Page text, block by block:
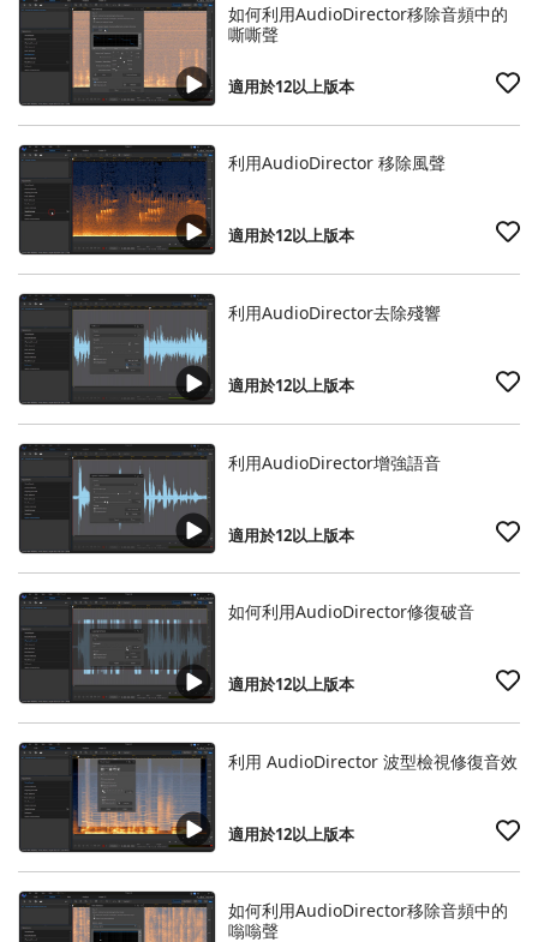
如何利用AudioDirector移除音頻中的
嘶嘶聲
適用於12以上版本
利用AudioDirector 移除風聲
適用於12以上版本
利用AudioDirector去除殘響
適用於12以上版本
利用AudioDirector增強語音
適用於12以上版本
如何利用AudioDirector修復破音
適用於12以上版本
利用 AudioDirector 波型檢視修復音效
適用於12以上版本
如何利用AudioDirector移除音頻中的
嗡嗡聲